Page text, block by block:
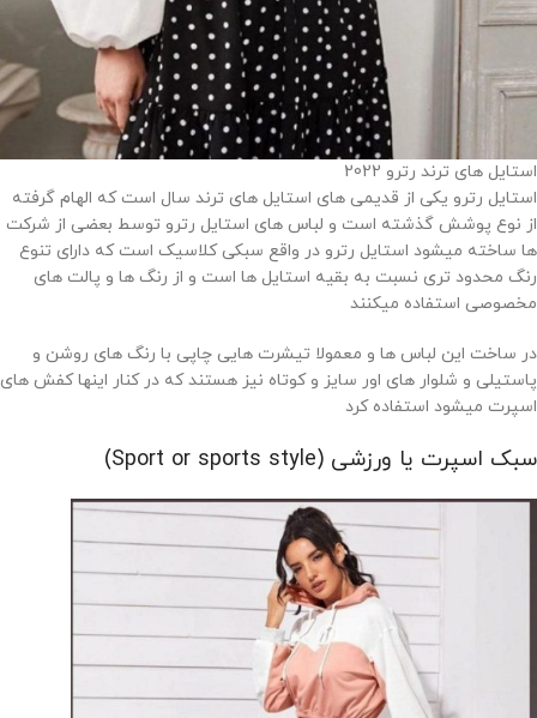
استایل های ترند رترو 2022
استایل رترو یکی از قدیمی های استایل های ترند سال است که الهام گرفته
از نوع پوشش گذشته است و لباس های استایل رترو توسط بعضی از شرکت
ها ساخته میشود استایل رترو در واقع سبکی کلاسیک است که دارای تنوع
رنگ محدود تری نسبت به بقیه استایل ها است و از رنگ ها و پالت های
مخصوصی استفاده میکنند
در ساخت این لباس ها و معمولا تیشرت هایی چاپی با رنگ های روشن و
پاستیلی و شلوار های اور سایز و کوتاه نیز هستند که در کنار اینها کفش های
اسپرت میشود استفاده کرد
سبک اسپرت یا ورزشی (Sport or sports style)